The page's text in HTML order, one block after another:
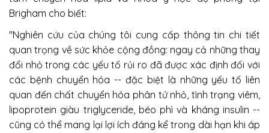
Brigham cho biết:
"Nghiên cứu của chúng tôi cung cấp thông tin chi tiết
quan trọng về sức khỏe cộng đồng: ngay cả những thay
đổi nhỏ trong các yếu tố rủi ro đã được xác định đối với
các bệnh chuyển hóa -- đặc biệt là những yếu tố liên
quan đến chất chuyển hóa phân tử nhỏ, tình trạng viêm,
lipoprotein giàu triglyceride, béo phì và kháng insulin --
cũng có thể mang lại lợi ích đáng kể trong dài hạn khi áp